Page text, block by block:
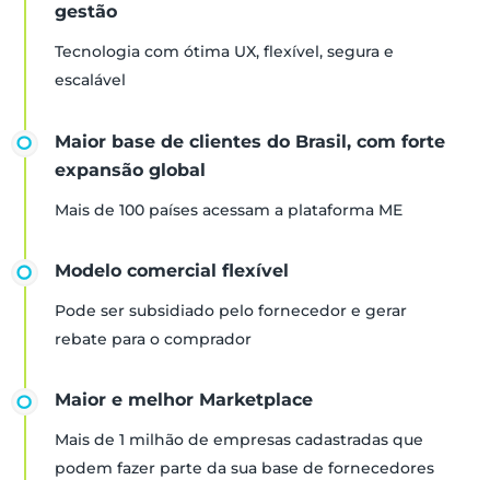
gestão
Tecnologia com ótima UX, flexível, segura e
escalável
Maior base de clientes do Brasil, com forte
expansão global
Mais de 100 países acessam a plataforma ME
Modelo comercial flexível
Pode ser subsidiado pelo fornecedor e gerar
rebate para o comprador
Maior e melhor Marketplace
Mais de 1 milhão de empresas cadastradas que
podem fazer parte da sua base de fornecedores